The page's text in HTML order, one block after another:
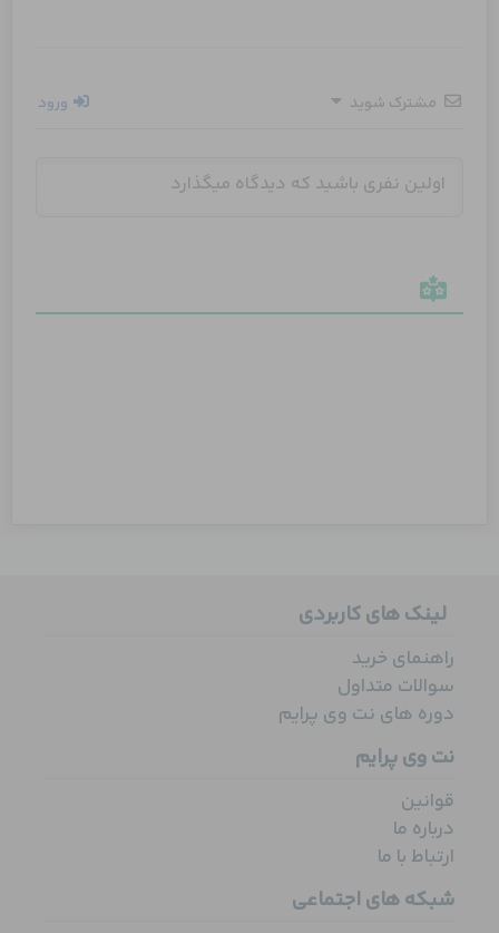
مشترک شوید ورود
لینک های کاربردی
راهنمای خرید
سوالات متداول
دوره های نت وی پرایم
نت وی پرایم
قوانین
درباره ما
ارتباط با ما
شبکه های اجتماعی